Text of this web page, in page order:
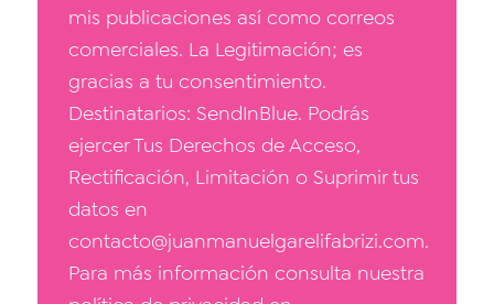
mis publicaciones así como correos
comerciales. La Legitimación; es
gracias a tu consentimiento.
Destinatarios: SendInBlue. Podrás
ejercer Tus Derechos de Acceso,
Rectificación, Limitación o Suprimir tus
datos en
contacto@juanmanuelgarelifabrizi.com.
Para más información consulta nuestra